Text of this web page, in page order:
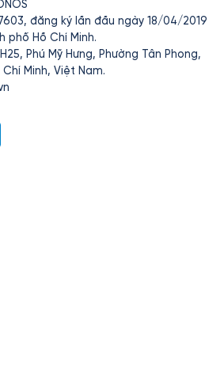
đăng ký lần đầu ngày 18/04/2019
phố Hồ Chí Minh.
Phú Mỹ Hưng, Phường Tân Phong,
Minh, Việt Nam.